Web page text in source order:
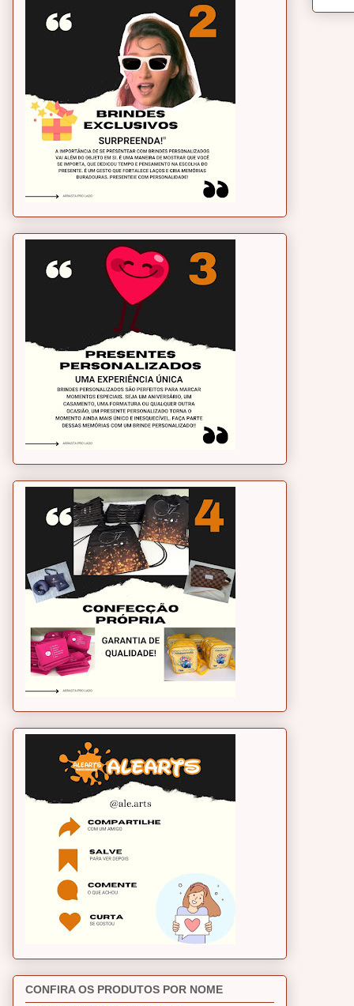
CONFIRA OS PRODUTOS POR NOME